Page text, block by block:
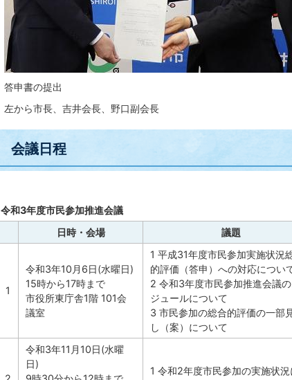
答申書の提出
左から市長、吉井会長、野口副会長
会議日程
令和3年度市民参加推進会議
日時・会場
議題
1
令和3年10月6日(水曜日)
15時から17時まで
市役所東庁舎1階 101会
議室
1 平成31年度市民参加実施状況
的評価（答申）への対応につい
2 令和3年度市民参加推進会議
ジュールについて
3 市民参加の総合的評価の一部
し（案）について
令和3年11月10日(水曜
日)
1 令和2年度市民参加の実施状